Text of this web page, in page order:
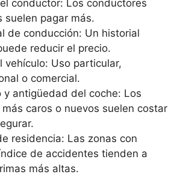
conductor: Los conductores
suelen pagar más.
de conducción: Un historial
reducir el precio.
vehículo: Uso particular,
o comercial.
y antigüedad del coche: Los
más caros o nuevos suelen costar
residencia: Las zonas con
de accidentes tienden a
más altas.